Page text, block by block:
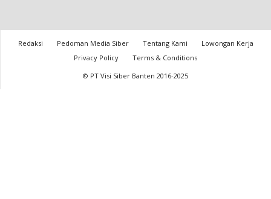
Redaksi Pedoman Media Siber Tentang Kami
Lowongan Kerja
Privacy Policy
Terms & Conditions
© PT Visi Siber Banten 2016-2025